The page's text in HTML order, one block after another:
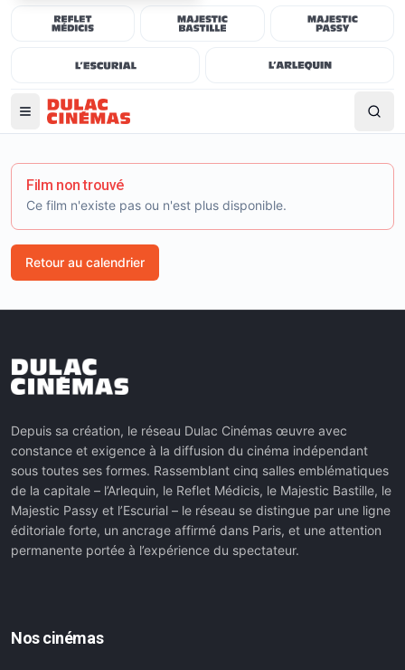
Film non trouvé
Ce film n'existe pas ou n'est plus disponible.
Retour au calendrier
Depuis sa création, le réseau Dulac Cinémas œuvre avec
constance et exigence à la diffusion du cinéma indépendant
sous toutes ses formes. Rassemblant cinq salles emblématiques
de la capitale – l’Arlequin, le Reflet Médicis, le Majestic Bastille, le
Majestic Passy et l’Escurial – le réseau se distingue par une ligne
éditoriale forte, un ancrage affirmé dans Paris, et une attention
permanente portée à l’expérience du spectateur.
Nos cinémas